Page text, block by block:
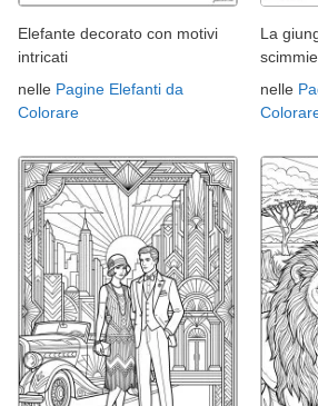
Elefante decorato con motivi
intricati
nelle Pagine Elefanti da
Colorare
La
scimmie
nelle